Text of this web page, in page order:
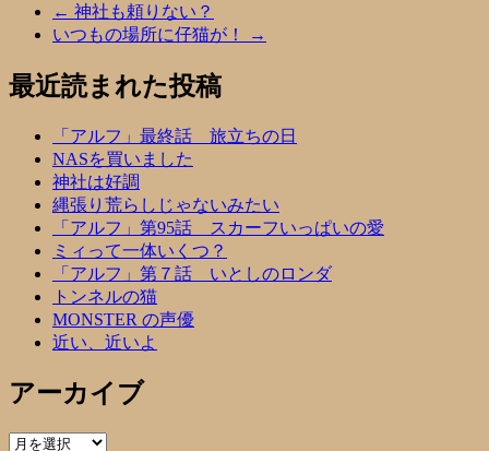
← 神社も頼りない？
いつもの場所に仔猫が！
→
最近読まれた投稿
「アルフ」最終話 旅立ちの日
NASを買いました
神社は好調
縄張り荒らしじゃないみたい
「アルフ」第95話 スカーフいっぱいの愛
ミィって一体いくつ？
「アルフ」第７話 いとしのロンダ
トンネルの猫
MONSTER の声優
近い、近いよ
アーカイブ
ア